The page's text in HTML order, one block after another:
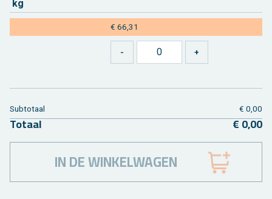
kg
€ 66,31
Sub­to­taal € 0,00
To­taal € 0,00
IN DE WINKELWAGEN